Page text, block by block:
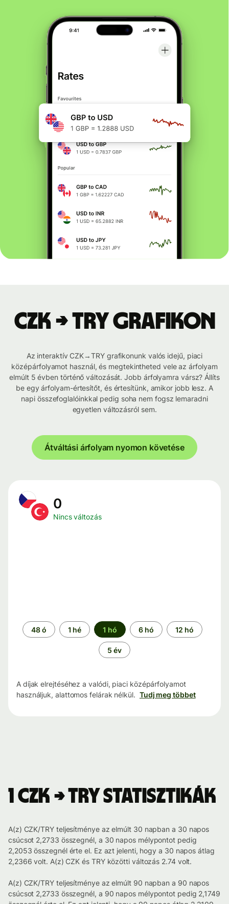
CZK → TRY grafikon
Az interaktív CZK→TRY grafikonunk valós idejű, piaci
középárfolyamot használ, és megtekintheted vele az árfolyam
elmúlt 5 évben történő változását. Jobb árfolyamra vársz? Állíts
be egy árfolyam-értesítőt, és értesítünk, amikor jobb lesz. A
napi összefoglalóinkkal pedig soha nem fogsz lemaradni
egyetlen változásról sem.
Átváltási árfolyam nyomon követése
0
Nincs változás
Időszak
48 ó 1 hé 1 hó 6 hó 12 hó
5 év
A díjak elrejtéséhez a valódi, piaci középárfolyamot
használjuk, alattomos felárak nélkül. Tudj meg többet
1 CZK → TRY statisztikák
A(z) CZK/TRY teljesítménye az elmúlt 30 napban a 30 napos
csúcsot 2,2733 összegnél, a 30 napos mélypontot pedig
2,2053 összegnél érte el. Ez azt jelenti, hogy a 30 napos átlag
2,2366 volt. A(z) CZK és TRY közötti változás 2.74 volt.
A(z) CZK/TRY teljesítménye az elmúlt 90 napban a 90 napos
csúcsot 2,2733 összegnél, a 90 napos mélypontot pedig 2,1749